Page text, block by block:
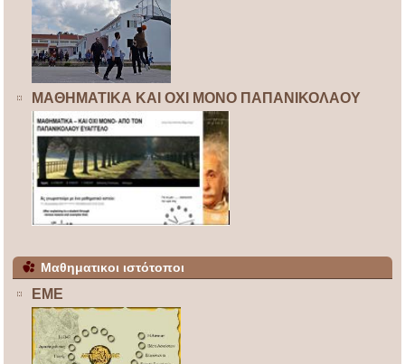
ΜΑΘΗΜΑΤΙΚΑ ΚΑΙ ΟΧΙ ΜΟΝΟ ΠΑΠΑΝΙΚΟΛΑΟΥ
Μαθηματικοι ιστότοποι
ΕΜΕ